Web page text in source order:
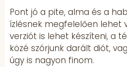
Pont jó a pite, alma és a
ízlésnek megfelelően lehet
verziót is lehet készíteni, a
közé szórjunk darált diót,
úgy is nagyon finom.